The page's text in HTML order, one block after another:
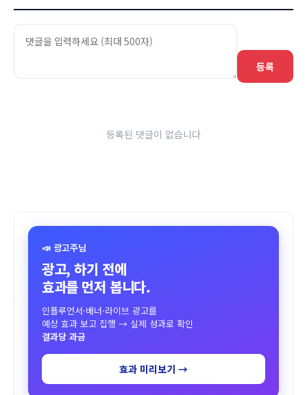
등록
등록된 댓글이 없습니다
📣 광고주님
광고, 하기 전에
효과를 먼저 봅니다.
인플루언서·배너·라이브 광고를
예상 효과 보고 집행 → 실제 성과로 확인
결과당 과금
효과 미리보기 →